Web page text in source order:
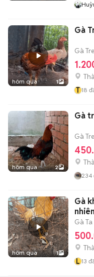
hôm qua 1
Gà
Gà Tre
T 18
hôm qua 2
Gà
Gà Tre
234
hôm qua 1
Gà
nhiên
Gà Ta
L 13